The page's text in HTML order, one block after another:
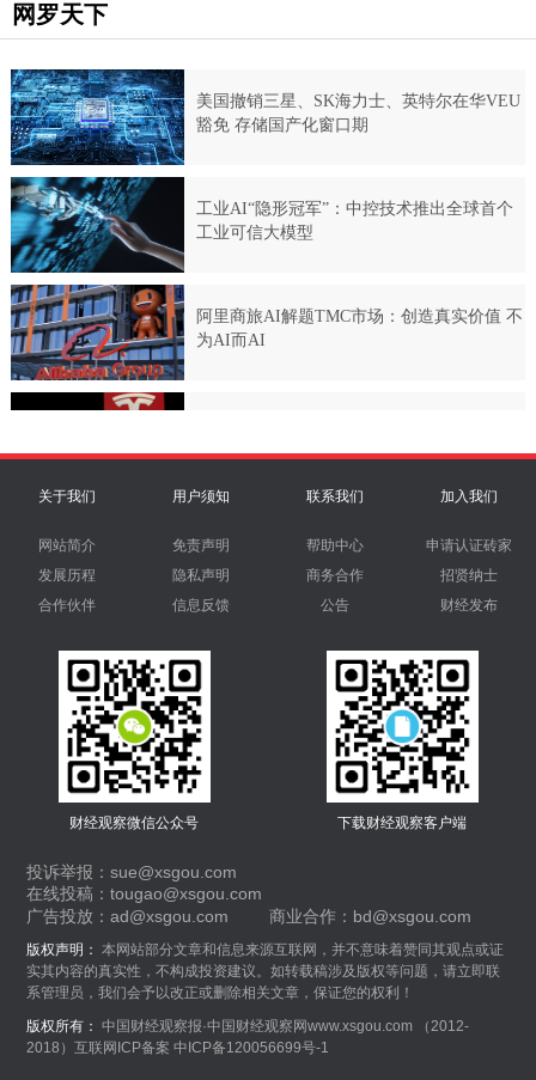
网罗天下
关于我们
网站简介
发展历程
合作伙伴
用户须知
免责声明
隐私声明
信息反馈
联系我们
帮助中心
商务合作
公告
加入我们
申请认证砖家
招贤纳士
财经发布
财经观察微信公众号 下载财经观察客户端
投诉举报：sue@xsgou.com
在线投稿：tougao@xsgou.com
广告投放：ad@xsgou.com
商业合作：bd@xsgou.com
版权声明： 本网站部分文章和信息来源互联网，并不意味着赞同其观点或证
实其内容的真实性，不构成投资建议。如转载稿涉及版权等问题，请立即联
系管理员，我们会予以改正或删除相关文章，保证您的权利！
版权所有： 中国财经观察报·中国财经观察网www.xsgou.com （2012-
2018）互联网ICP备案 中ICP备120056699号-1